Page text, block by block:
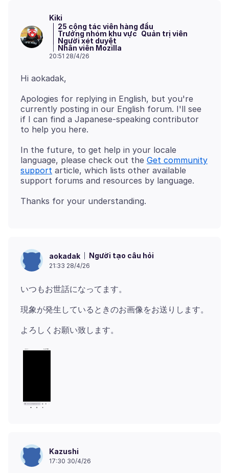
Kiki
25 cộng tác viên hàng đầu
Trưởng nhóm khu vực Quản trị viên
Người xét duyệt
Nhân viên Mozilla
20:51 28/4/26
Apologies for replying in English, but you're
currently posting in our English forum. I'll see
if I can find a Japanese-speaking contributor
In the future, to get help in your locale
language, please check out the Get community
support article, which lists other available
aokadak Người tạo câu hỏi
21:33 28/4/26
Kazushi
17:30 30/4/26